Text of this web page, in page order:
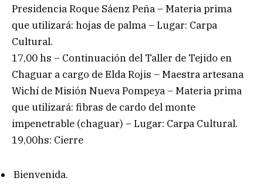
Presidencia Roque Sáenz Peña – Materia prima
que utilizará: hojas de palma – Lugar: Carpa
Cultural.
17,00 hs – Continuación del Taller de Tejido en
Chaguar a cargo de Elda Rojis – Maestra artesana
Wichí de Misión Nueva Pompeya – Materia prima
que utilizará: fibras de cardo del monte
impenetrable (chaguar) – Lugar: Carpa Cultural.
19,00hs: Cierre
Bienvenida.